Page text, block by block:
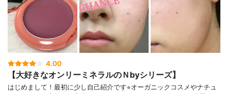
4.00
【大好きなオンリーミネラルのＮbyシリーズ】
はじめまして！最初に少し自己紹介です⭐︎オーガニックコスメやナチュ